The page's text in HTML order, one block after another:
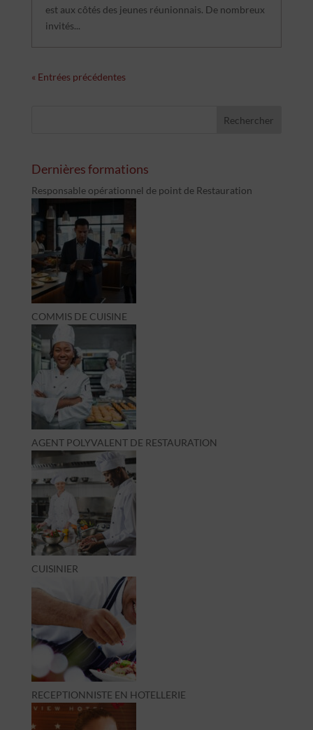
est aux côtés des jeunes réunionnais. De nombreux
invités...
« Entrées précédentes
Dernières formations
Responsable opérationnel de point de Restauration
COMMIS DE CUISINE
AGENT POLYVALENT DE RESTAURATION
CUISINIER
RECEPTIONNISTE EN HOTELLERIE